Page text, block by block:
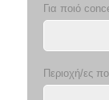
Για ποιό
Περιοχή/ες